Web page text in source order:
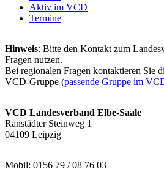
Aktiv im VCD
Termine
Hinweis: Bitte den Kontakt zum
Fragen nutzen.
Bei regionalen Fragen kontaktieren Sie
VCD-Gruppe (passende Gruppe im
VCD Landesverband Elbe-Saale
Ranstädter Steinweg 1
04109 Leipzig
Mobil: 0156 79 / 08 76 03